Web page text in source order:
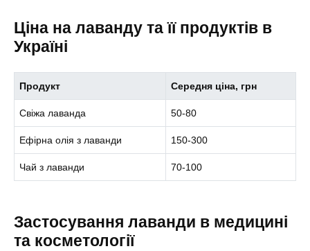
Ціна на лаванду та її продуктів в
Україні
Продукт Середня ціна, грн
Свіжа лаванда 50-80
Ефірна олія з лаванди 150-300
Чай з лаванди 70-100
Застосування лаванди в медицині
та косметології